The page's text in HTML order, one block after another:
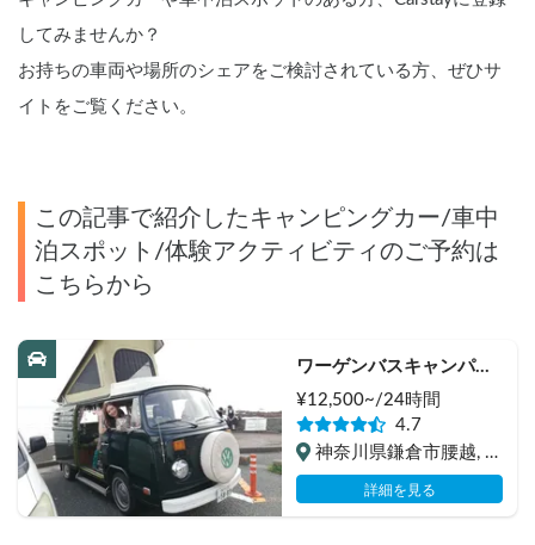
してみませんか？
お持ちの車両や場所のシェアをご検討されている方、ぜひサ
イトをご覧ください。
この記事で紹介したキャンピングカー/車中
泊スポット/体験アクティビティのご予約は
こちらから
ワーゲンバスキャンパー
ウェストファリア
¥12,500~/24時間
4.7
神奈川県鎌倉市腰越, 腰
越
詳細を見る